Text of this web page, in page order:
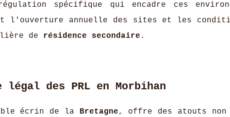
spécifique qui encadre ces
l'ouverture annuelle des sites et les
de résidence secondaire .
des PRL en Morbihan
écrin de la Bretagne, offre des atouts non